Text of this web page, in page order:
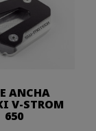
ANCHA
V-STROM
650